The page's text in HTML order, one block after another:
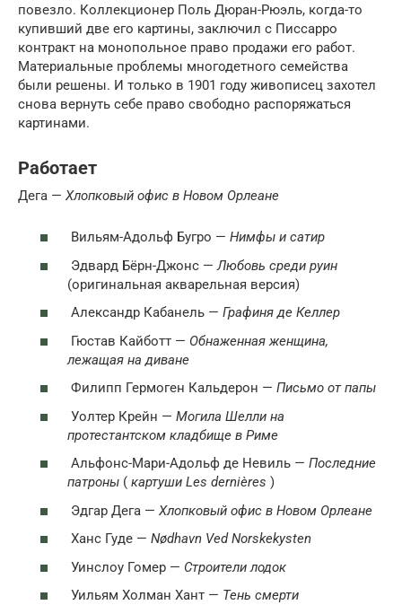
повезло. Коллекционер Поль Дюран-Рюэль, когда-то
купивший две его картины, заключил с Писсарро
контракт на монопольное право продажи его работ.
Материальные проблемы многодетного семейства
были решены. И только в 1901 году живописец захотел
снова вернуть себе право свободно распоряжаться
картинами.
Работает
Дега — Хлопковый офис в Новом Орлеане
Вильям-Адольф Бугро — Нимфы и сатир
Эдвард Бёрн-Джонс —Любовь среди руин
(оригинальная акварельная версия)
Александр Кабанель — Графиня де Келлер
Гюстав Кайботт — Обнаженная женщина,
лежащая на диване
Филипп Гермоген Кальдерон — Письмо от папы
Уолтер Крейн — Могила Шелли на
протестантском кладбище в Риме
Альфонс-Мари-Адольф де Невиль — Последние
патроны ( картуши Les dernières )
Эдгар Дега — Хлопковый офис в Новом Орлеане
Ханс Гуде — Nødhavn Ved Norskekysten
Уинслоу Гомер — Строители лодок
Уильям Холман Хант — Тень смерти